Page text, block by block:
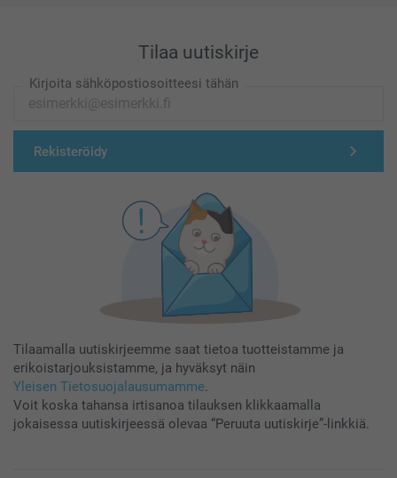
Tilaa uutiskirje
Kirjoita sähköpostiosoitteesi tähän
Rekisteröidy
Tilaamalla uutiskirjeemme saat tietoa tuotteistamme ja
erikoistarjouksistamme, ja hyväksyt näin
Yleisen Tietosuojalausumamme.
Voit koska tahansa irtisanoa tilauksen klikkaamalla
jokaisessa uutiskirjeessä olevaa “Peruuta uutiskirje”-linkkiä.